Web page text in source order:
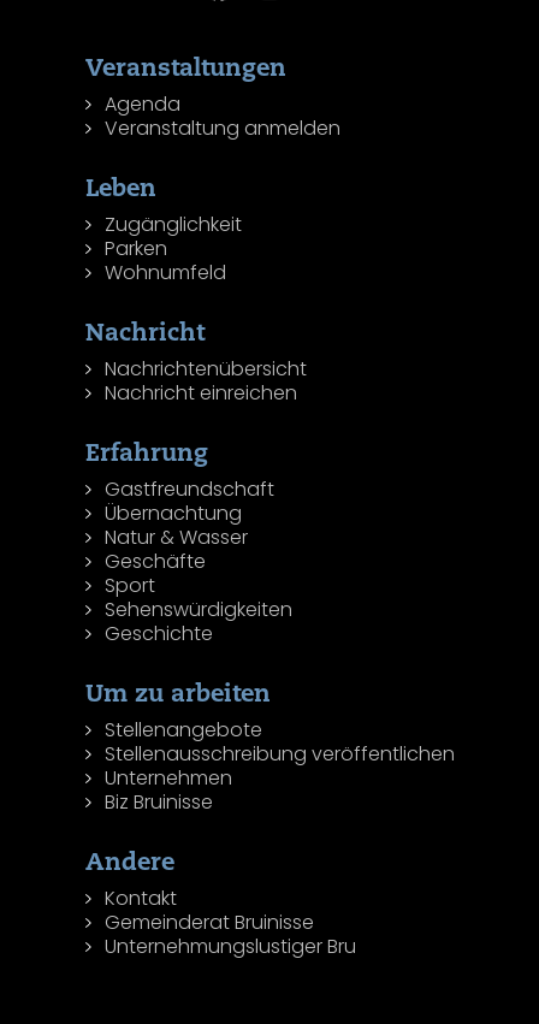
Veranstaltungen
Agenda
Veranstaltung anmelden
Leben
Zugänglichkeit
Parken
Wohnumfeld
Nachricht
Nachrichtenübersicht
Nachricht einreichen
Erfahrung
Gastfreundschaft
Übernachtung
Natur & Wasser
Geschäfte
Sport
Sehenswürdigkeiten
Geschichte
Um zu arbeiten
Stellenangebote
Stellenausschreibung veröffentlichen
Unternehmen
Biz Bruinisse
Andere
Kontakt
Gemeinderat Bruinisse
Unternehmungslustiger Bru